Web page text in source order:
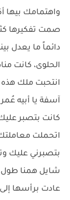
واهتمامك بيها
صمت تفكيرها
دائماً ما يعدل
الحلوى، كانت
انتحبت ملك هذه
آسفة يا أبيه
كانت بتصبر
اتحملت معاملتك
بتصبرني عليك
شايل همنا طول
عادت برأسها